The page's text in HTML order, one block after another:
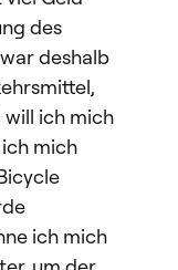
des
deshalb
ich mich
mich
ich mich